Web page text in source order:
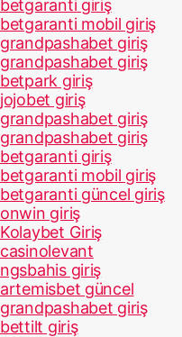
betgaranti giriş
betgaranti mobil giriş
grandpashabet giriş
grandpashabet giriş
betpark giriş
jojobet giriş
grandpashabet giriş
grandpashabet giriş
betgaranti giriş
betgaranti mobil giriş
betgaranti güncel giriş
onwin giriş
Kolaybet Giriş
casinolevant
ngsbahis giriş
artemisbet güncel
grandpashabet giriş
bettilt giriş